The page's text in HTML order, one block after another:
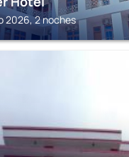
2026, 2 noches